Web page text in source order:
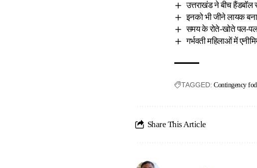
उत्तराखंड ने बीच हैंडबॉल
इनको भी जीने लायक
समय के रोते-खोते पल-
गर्भवती महिलाओं में
TAGGED: Contingency
Share This Article